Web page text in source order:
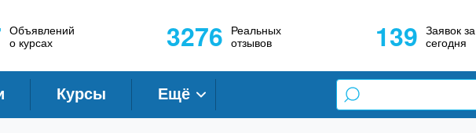
Объявлений
о курсах
3276 Реальных
отзывов
139 Заявок за
сегодня
Курсы Ещё